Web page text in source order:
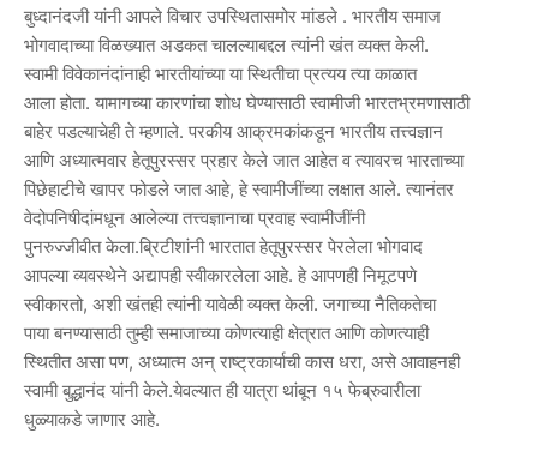
बुध्दानंदजी यांनी आपले विचार उपस्थितासमोर मांडले . भारतीय समाज
भोगवादाच्या व‌िळख्यात अडकत चालल्याबद्दल त्यांनी खंत व्यक्त केली.
स्वामी व‌िवेकानंदांनाही भारतीयांच्या या स्थ‌ितीचा प्रत्यय त्या काळात
आला होता. यामागच्या कारणांचा शोध घेण्यासाठी स्वामीजी भारतभ्रमणासाठी
बाहेर पडल्याचेही ते म्हणाले. परकीय आक्रमकांकडून भारतीय तत्त्वज्ञान
आण‌ि अध्यात्मवार हेतूपुरस्सर प्रहार केले जात आहेत व त्यावरच भारताच्या
प‌िछेहाटीचे खापर फोडले जात आहे, हे स्वामीजींच्या लक्षात आले. त्यानंतर
वेदोपन‌िषीदांमधून आलेल्या तत्त्वज्ञानाचा प्रवाह स्वामीजींनी
पुनरुज्ज‌ीवीत केला.ब्रिटीशांनी भारतात हेतूपुरस्सर पेरलेला भोगवाद
आपल्या व्यवस्थेने अद्यापही स्वीकारलेला आहे. हे आपणही न‌िमूटपणे
स्वीकारतो, अशी खंतही त्यांनी यावेळी व्यक्त केली. जगाच्या नैत‌िकतेचा
पाया बनण्यासाठी तुम्ही समाजाच्या कोणत्याही क्षेत्रात आण‌ि कोणत्याही
स्थ‌ितीत असा पण, अध्यात्म अन् राष्ट्रकार्याची कास धरा, असे आवाहनही
स्वामी बुद्धानंद यांनी केले.येवल्यात ही यात्रा थांबून १५ फेब्रुवारीला
धुळ्याकडे जाणार आहे.